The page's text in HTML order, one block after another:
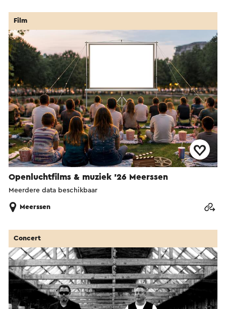
Openluchtfilms & muziek '26 Meerssen
Film
Meerdere data beschikbaar
Meerssen
Concert